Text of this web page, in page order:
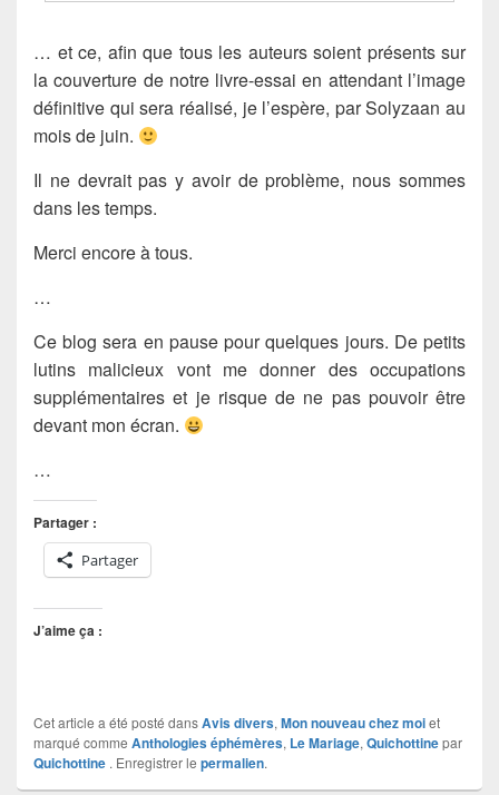
… et ce, afin que tous les auteurs soient présents sur
la couverture de notre livre-essai en attendant l’image
définitive qui sera réalisé, je l’espère, par Solyzaan au
mois de juin.
Il ne devrait pas y avoir de problème, nous sommes
dans les temps.
Merci encore à tous.
…
Ce blog sera en pause pour quelques jours. De petits
lutins malicieux vont me donner des occupations
supplémentaires et je risque de ne pas pouvoir être
devant mon écran.
…
Partager :
Partager
J’aime ça :
Cet article a été posté dansAvis divers, Mon nouveau chez moiet
marqué comme Anthologies éphémères, Le Mariage, Quichottinepar
Quichottine . Enregistrer le permalien.